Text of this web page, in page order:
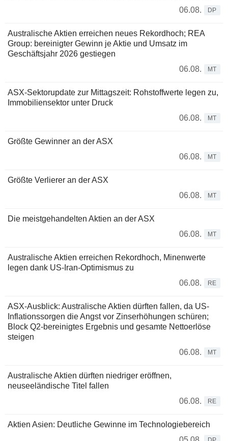
06.08.
DP
Australische Aktien erreichen neues Rekordhoch; REA
Group: bereinigter Gewinn je Aktie und Umsatz im
Geschäftsjahr 2026 gestiegen
06.08.
MT
ASX-Sektorupdate zur Mittagszeit: Rohstoffwerte legen zu,
Immobiliensektor unter Druck
06.08.
MT
Größte Gewinner an der ASX
06.08.
MT
Größte Verlierer an der ASX
06.08.
MT
Die meistgehandelten Aktien an der ASX
06.08.
MT
Australische Aktien erreichen Rekordhoch, Minenwerte
legen dank US-Iran-Optimismus zu
06.08.
RE
ASX-Ausblick: Australische Aktien dürften fallen, da US-
Inflationssorgen die Angst vor Zinserhöhungen schüren;
Block Q2-bereinigtes Ergebnis und gesamte Nettoerlöse
steigen
06.08.
MT
Australische Aktien dürften niedriger eröffnen,
neuseeländische Titel fallen
06.08.
RE
Aktien Asien: Deutliche Gewinne im Technologiebereich